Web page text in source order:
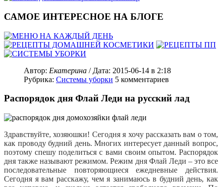
САМОЕ ИНТЕРЕСНОЕ НА БЛОГЕ
Автор: Екатерина / Дата: 2015-06-14 в 2:18
Рубрика: Системы уборки 5 комментариев
Распорядок дня Флай Леди на русский лад
Здравствуйте, хозяюшки! Сегодня я хочу рассказать вам о том,
как проводу будний день. Многих интересует данный вопрос,
поэтому спешу поделиться с вами своим опытом. Распорядок
дня также называют режимом. Режим дня Флай Леди – это все
последовательные повторяющиеся ежедневные действия.
Сегодня я вам расскажу, чем я занимаюсь в будний день, как